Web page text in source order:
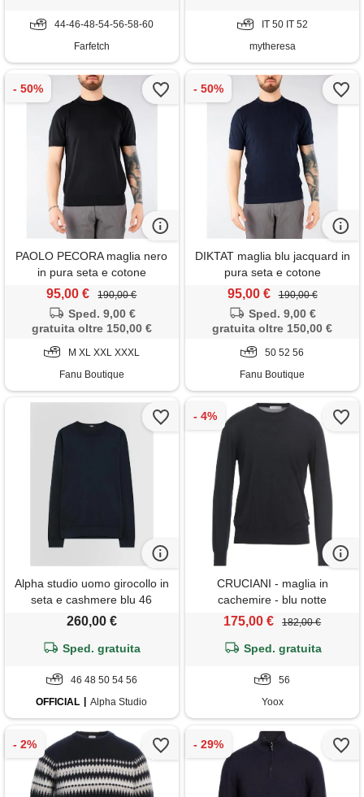
44-46-48-54-56-58-60
Farfetch
IT 50 IT 52
mytheresa
PAOLO PECORA maglia nero
in pura seta e cotone
95,00 € 190,00 €
Sped. 9,00 €
gratuita oltre 150,00 €
M XL XXL XXXL
Fanu Boutique
DIKTAT maglia blu jacquard in
pura seta e cotone
95,00 € 190,00 €
Sped. 9,00 €
gratuita oltre 150,00 €
50 52 56
Fanu Boutique
Alpha studio uomo girocollo in
seta e cashmere blu 46
260,00 €
Sped. gratuita
46 48 50 54 56
OFFICIAL
Alpha Studio
CRUCIANI - maglia in
cachemire - blu notte
175,00 € 182,00 €
Sped. gratuita
56
Yoox